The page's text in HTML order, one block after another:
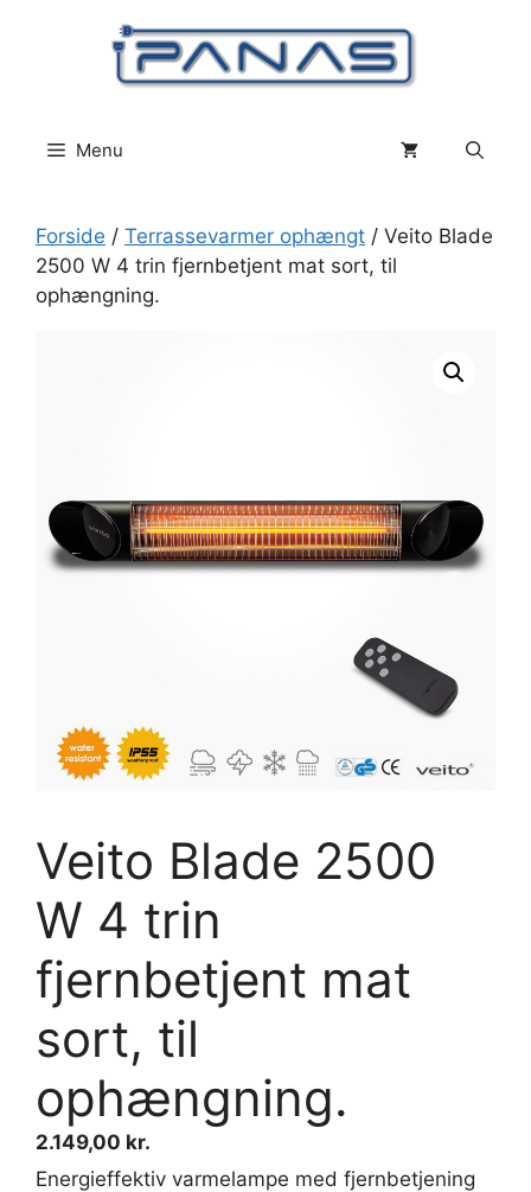
Menu
Forside / Terrassevarmer ophængt / Veito Blade
2500 W 4 trin fjernbetjent mat sort, til
ophængning.
Veito Blade 2500
W 4 trin
fjernbetjent mat
sort, til
ophængning.
2.149,00 kr.
Energieffektiv varmelampe med fjernbetjening